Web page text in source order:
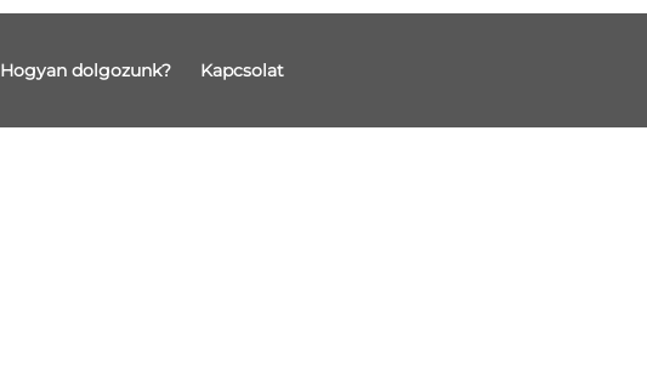
Hogyan dolgozunk? Kapcsolat